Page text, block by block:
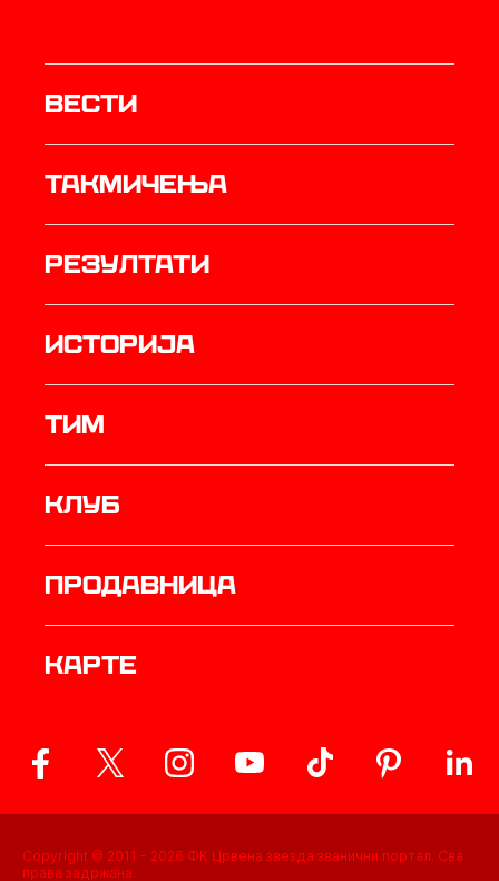
Вести
Такмичења
резултати
историја
ТИМ
Клуб
продавница
Карте
Copyright © 2011 - 2026 ФК Црвена звезда званични портал. Сва
права задржана.